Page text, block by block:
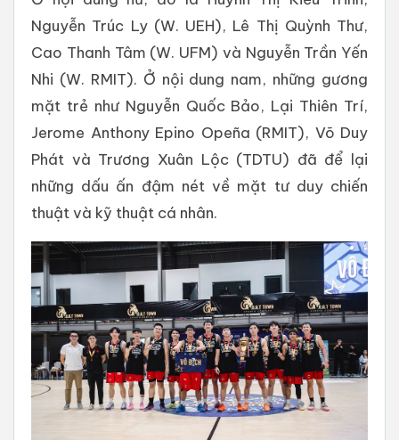
Nguyễn Trúc Ly (W. UEH), Lê Thị Quỳnh Thư,
Cao Thanh Tâm (W. UFM) và Nguyễn Trần Yến
Nhi (W. RMIT). Ở nội dung nam, những gương
mặt trẻ như Nguyễn Quốc Bảo, Lại Thiên Trí,
Jerome Anthony Epino Opeña (RMIT), Võ Duy
Phát và Trương Xuân Lộc (TDTU) đã để lại
những dấu ấn đậm nét về mặt tư duy chiến
thuật và kỹ thuật cá nhân.